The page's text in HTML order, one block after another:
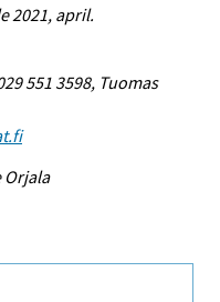
2021, april.
551 3598, Tuomas
Orjala